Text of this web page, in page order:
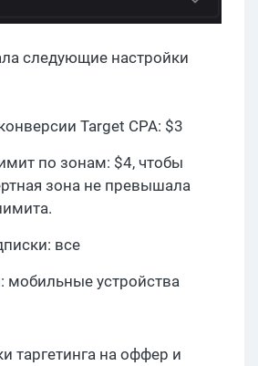
следующие настройки
Target CPA: $3
по зонам: $4, чтобы
зона не превышала
все
устройства
таргетинга на оффер и